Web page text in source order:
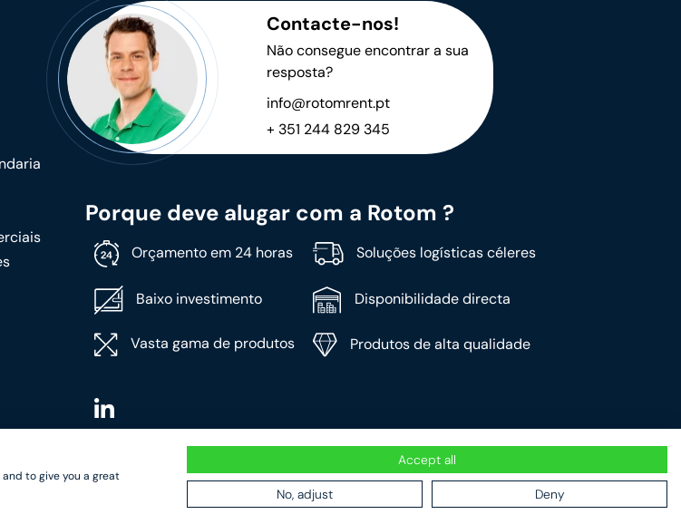
Contacte-nos!
Não consegue encontrar a sua
resposta?
info@rotomrent.pt
+ 351 244 829 345
Porque deve alugar com a Rotom ?
Orçamento em 24 horas Soluções logísticas céleres
Baixo investimento Disponibilidade directa
Vasta gama de produtos Produtos de alta qualidade
Termos e condições de aluguer
to give you a great
Accept all
No, adjust Deny